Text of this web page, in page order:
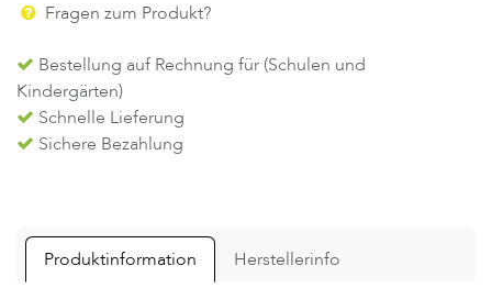
Fragen zum Produkt?
Bestellung auf Rechnung für (Schulen und
Kindergärten)
Schnelle Lieferung
Sichere Bezahlung
Produktinformation Herstellerinfo